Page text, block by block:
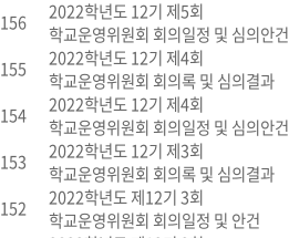
156
2022학년도 12기 제5회
학교운영위원회 회의일정 및 심의안건
155
2022학년도 12기 제4회
학교운영위원회 회의록 및 심의결과
154
2022학년도 12기 제4회
학교운영위원회 회의일정 및 심의안건
153
2022학년도 12기 제3회
학교운영위원회 회의록 및 심의결과
152
2022학년도 제12기 3회
학교운영위원회 회의일정 및 안건